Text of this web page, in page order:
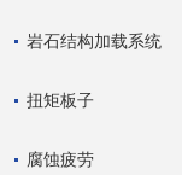
岩石结构加载系统
扭矩板子
腐蚀疲劳